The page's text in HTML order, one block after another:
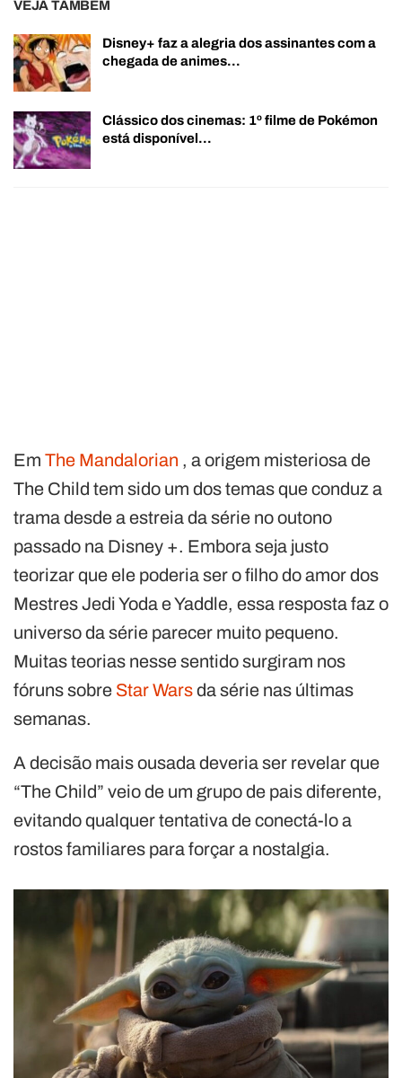
VEJA TAMBÉM
Disney+ faz a alegria dos assinantes com a
chegada de animes…
Clássico dos cinemas: 1º filme de Pokémon
está disponível…
Em The Mandalorian , a origem misteriosa de
The Child tem sido um dos temas que conduz a
trama desde a estreia da série no outono
passado na Disney +. Embora seja justo
teorizar que ele poderia ser o filho do amor dos
Mestres Jedi Yoda e Yaddle, essa resposta faz o
universo da série parecer muito pequeno.
Muitas teorias nesse sentido surgiram nos
fóruns sobre Star Warsda série nas últimas
semanas.
A decisão mais ousada deveria ser revelar que
“The Child” veio de um grupo de pais diferente,
evitando qualquer tentativa de conectá-lo a
rostos familiares para forçar a nostalgia.